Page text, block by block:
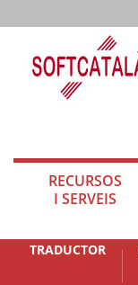
RECURSOS
I SERVEIS
TRADUCTOR